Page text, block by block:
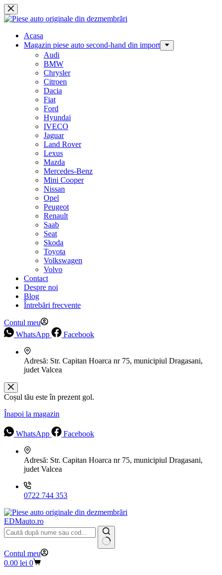
Sari
la
Acasa
Magazin piese auto second-hand din import
Audi
BMW
Chrysler
Citroen
Dacia
Fiat
Ford
Hyundai
IVECO
Jaguar
Land Rover
Lexus
Mazda
Mercedes-Benz
Mini Cooper
Nissan
Opel
Peugeot
Renault
Saab
Seat
Skoda
Toyota
Volkswagen
Volvo
Contact
Despre noi
Blog
Întrebări frecvente
Contul meu
WhatsApp
Facebook
Adresă: Str. Capitan Hoarca nr 75, municipiul Dragasani,
judet Valcea
Coșul tău este în prezent gol.
Înapoi la magazin
WhatsApp Facebook
Adresă: Str. Capitan Hoarca nr 75, municipiul Dragasani,
judet Valcea
0722 744 353
EDMauto.ro
Niciun
rezultat
Contul meu
Coș
0.00 lei 0